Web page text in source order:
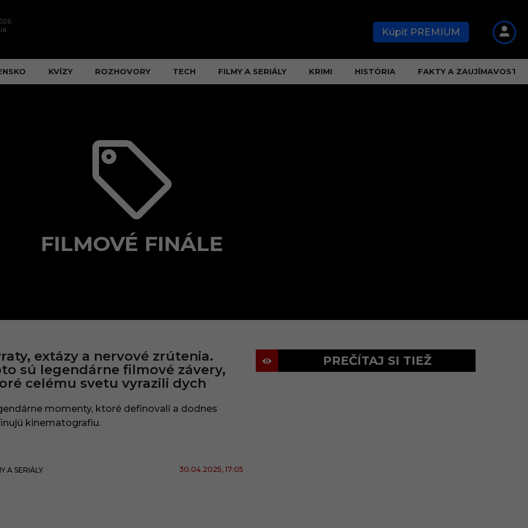
Kúpiť PREMIUM
KVÍZY ROZHOVORY TECH FILMY A SERIÁLY KRIMI HISTÓRIA FAKTY A ZAUJÍMAVOSTI
FILMOVÉ FINÁLE
extázy a nervové zrútenia.
sú legendárne filmové závery,
celému svetu vyrazili dych
momenty, ktoré definovali a dodnes
kinematografiu.
A SERIÁLY 30.04.2025, 17:05
PREČÍTAJ SI TIEŽ